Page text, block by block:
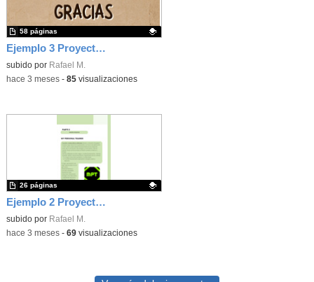
Ejemplo 3 Proyecto interdisciplinar
Contenido educativo.
subido por Rafael M.
58 páginas
-hace 3 meses- 85visualizaciones
Ejemplo 2 Proyecto interdisciplinar
Contenido educativo.
subido por Rafael M.
26 páginas
-hace 3 meses- 69visualizaciones